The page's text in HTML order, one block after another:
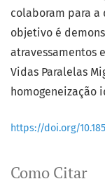
Como Citar
colaboram para a
objetivo é
atravessamentos
Vidas Paralelas
homogeneização
https://doi.org/